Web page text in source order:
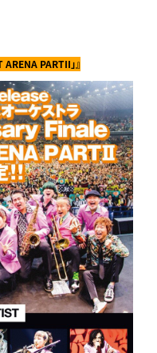
PARTII」』